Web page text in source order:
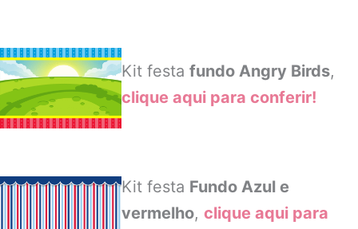
Kit festafundo Angry Birds,
clique aqui para conferir!
Kit festa Fundo Azul e
vermelho,clique aqui para